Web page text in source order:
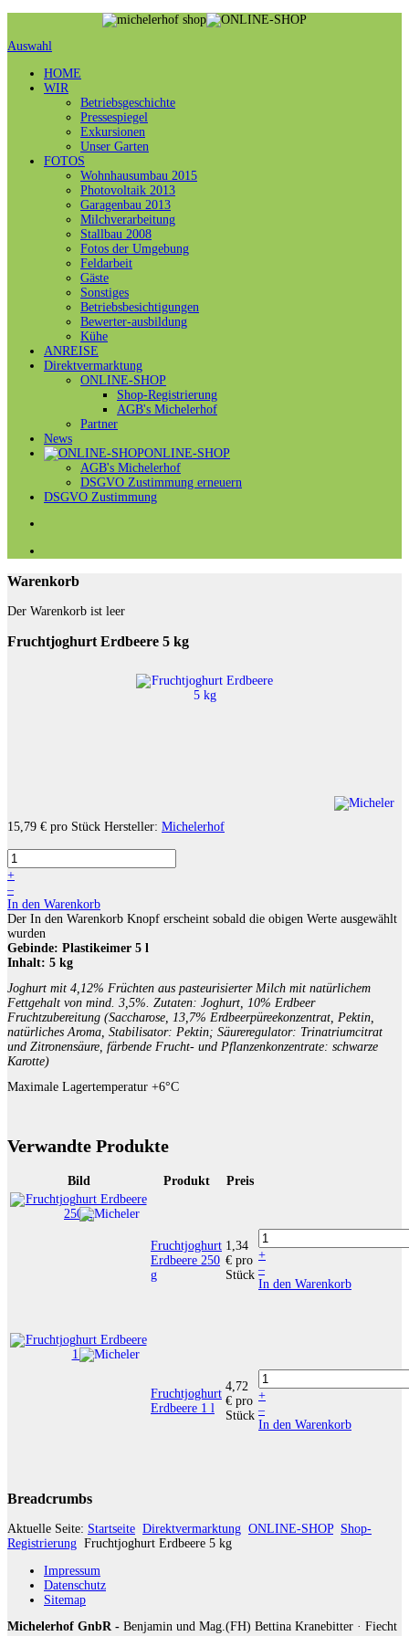
Auswahl
HOME
WIR
Betriebsgeschichte
Pressespiegel
Exkursionen
Unser Garten
FOTOS
Wohnhausumbau 2015
Photovoltaik 2013
Garagenbau 2013
Milchverarbeitung
Stallbau 2008
Fotos der Umgebung
Feldarbeit
Gäste
Sonstiges
Betriebsbesichtigungen
Bewerter-ausbildung
Kühe
ANREISE
Direktvermarktung
ONLINE-SHOP
Shop-Registrierung
AGB's Michelerhof
Partner
News
ONLINE-SHOP
AGB's Michelerhof
DSGVO Zustimmung erneuern
DSGVO Zustimmung
Warenkorb
Der Warenkorb ist leer
Fruchtjoghurt Erdbeere 5 kg
15,79 € pro Stück Hersteller: Michelerhof
+
–
In den Warenkorb
Der In den Warenkorb Knopf erscheint sobald die obigen Werte ausgewählt
wurden
Gebinde: Plastikeimer 5 l
Inhalt: 5 kg
Joghurt mit 4,12% Früchten aus pasteurisierter Milch mit natürlichem
Fettgehalt von mind. 3,5%. Zutaten: Joghurt, 10% Erdbeer
Fruchtzubereitung (Saccharose, 13,7% Erdbeerpüreekonzentrat, Pektin,
natürliches Aroma, Stabilisator: Pektin; Säureregulator: Trinatriumcitrat
und Zitronensäure, färbende Frucht- und Pflanzenkonzentrate: schwarze
Karotte)
Maximale Lagertemperatur +6°C
Verwandte Produkte
Bild Produkt Preis
Fruchtjoghurt
Erdbeere 250
g
1,34
€ pro
Stück
+
–
In den Warenkorb
Fruchtjoghurt
Erdbeere 1 l
4,72
€ pro
Stück
+
–
In den Warenkorb
Breadcrumbs
Aktuelle Seite: Startseite Direktvermarktung ONLINE-SHOP Shop-
Registrierung Fruchtjoghurt Erdbeere 5 kg
Impressum
Datenschutz
Sitemap
Michelerhof GnbR - Benjamin und Mag.(FH) Bettina Kranebitter · Fiecht